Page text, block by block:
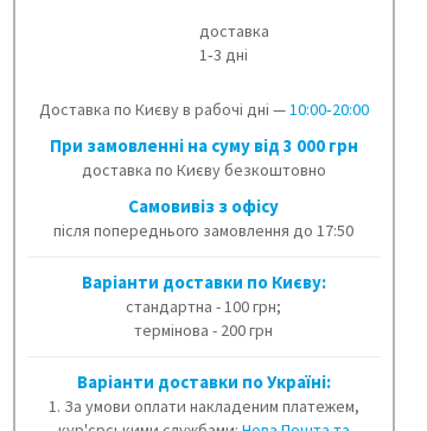
доставка
1‑3 дні
Доставка по Києву в рабочі дні —10:00‑20:00
При замовленні на суму від 3 000 грн
доставка по Києву безкоштовно
Cамовивіз з офісу
після попереднього замовлення до 17:50
Варіанти доставки по Києву:
стандартна - 100 грн;
термінова - 200 грн
Варіанти доставки по Україні:
1. За умови оплати накладеним платежем,